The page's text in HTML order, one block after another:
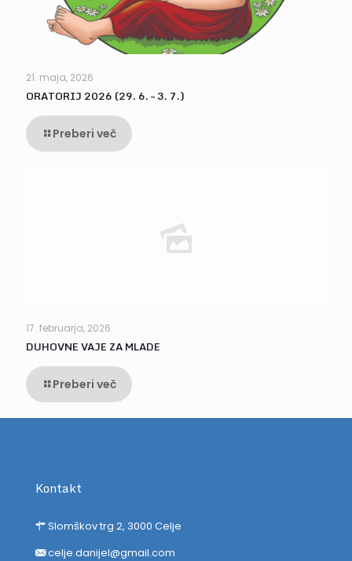
21. maja, 2026
ORATORIJ 2026 (29. 6. – 3. 7.)
Preberi več
17. februarja, 2026
DUHOVNE VAJE ZA MLADE
Preberi več
Kontakt
Slomškov trg 2, 3000 Celje
celje.danijel@gmail.com